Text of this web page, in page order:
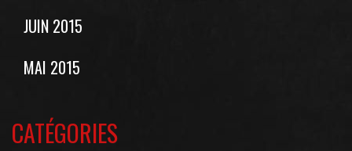
JUIN 2015
MAI 2015
CATÉGORIES